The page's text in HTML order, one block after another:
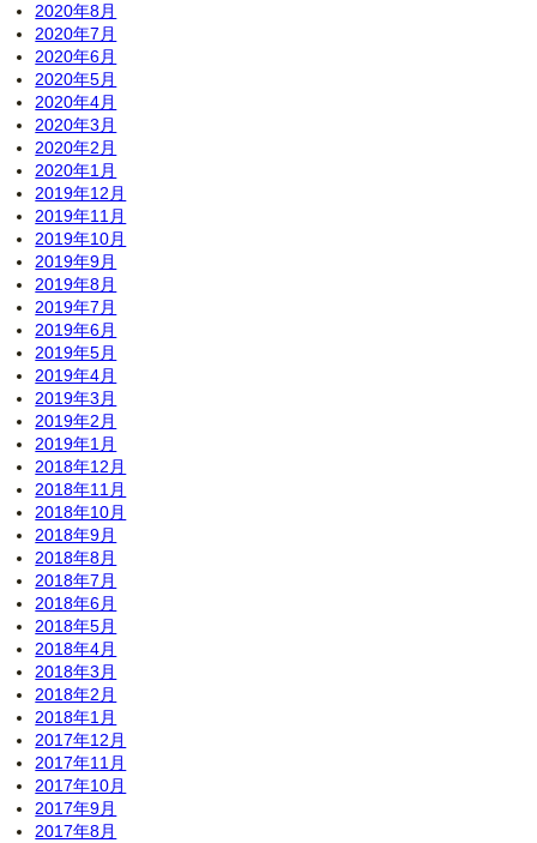
2020年8月
2020年7月
2020年6月
2020年5月
2020年4月
2020年3月
2020年2月
2020年1月
2019年12月
2019年11月
2019年10月
2019年9月
2019年8月
2019年7月
2019年6月
2019年5月
2019年4月
2019年3月
2019年2月
2019年1月
2018年12月
2018年11月
2018年10月
2018年9月
2018年8月
2018年7月
2018年6月
2018年5月
2018年4月
2018年3月
2018年2月
2018年1月
2017年12月
2017年11月
2017年10月
2017年9月
2017年8月